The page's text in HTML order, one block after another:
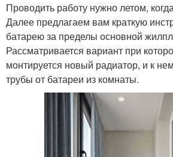
Проводить работу нужно летом,
Далее предлагаем вам краткую
батарею за пределы основной
Рассматривается вариант при
монтируется новый радиатор, и к
трубы от батареи из комнаты.